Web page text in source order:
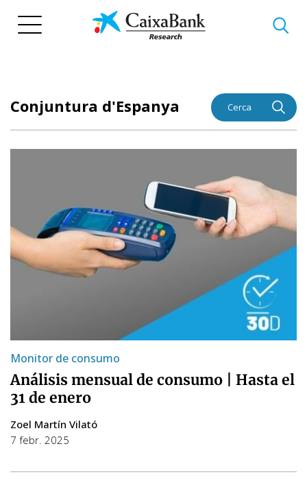
Conjuntura d'Espanya Cerca
Monitor de consumo
Análisis mensual de consumo | Hasta el
31 de enero
Zoel Martín Vilató
7 febr. 2025